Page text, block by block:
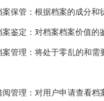
案保管：根据档案的成分和
案鉴定：对档案档案价值的
案管理：将处于零乱的和
阅管理：对用户申请查看